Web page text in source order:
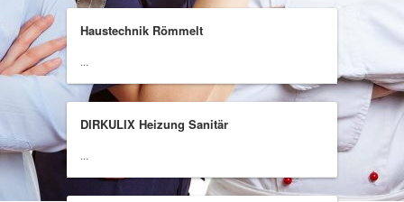
Haustechnik Römmelt
...
DIRKULIX Heizung Sanitär
...